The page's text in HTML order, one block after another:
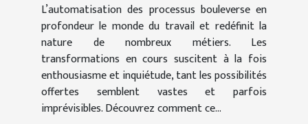
L’automatisation des processus bouleverse en
profondeur le monde du travail et redéfinit la
nature de nombreux métiers. Les
transformations en cours suscitent à la fois
enthousiasme et inquiétude, tant les possibilités
offertes semblent vastes et parfois
imprévisibles. Découvrez comment ce...